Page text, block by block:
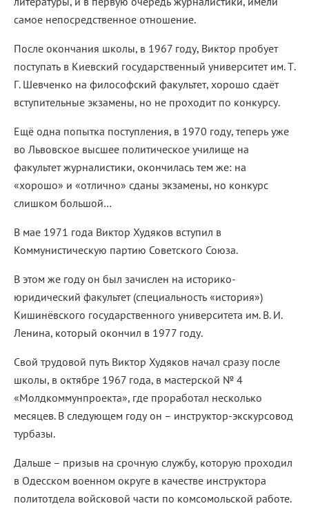
самое непосредственное отношение.
После окончания школы, в 1967 году, Виктор пробует
поступать в Киевский государственный университет им. Т.
Г. Шевченко на философский факультет, хорошо сдаёт
вступительные экзамены, но не проходит по конкурсу.
Ещё одна попытка поступления, в 1970 году, теперь уже
во Львовское высшее политическое училище на
факультет журналистики, окончилась тем же: на
«хорошо» и «отлично» сданы экзамены, но конкурс
слишком большой…
В мае 1971 года Виктор Худяков вступил в
Коммунистическую партию Советского Союза.
В этом же году он был зачислен на историко-
юридический факультет (специальность «история»)
Кишинёвского государственного университета им. В. И.
Ленина, который окончил в 1977 году.
Свой трудовой путь Виктор Худяков начал сразу после
школы, в октябре 1967 года, в мастерской № 4
«Молдкоммунпроекта», где проработал несколько
месяцев. В следующем году он – инструктор-экскурсовод
турбазы.
Дальше – призыв на срочную службу, которую проходил
в Одесском военном округе в качестве инструктора
политотдела войсковой части по комсомольской работе.